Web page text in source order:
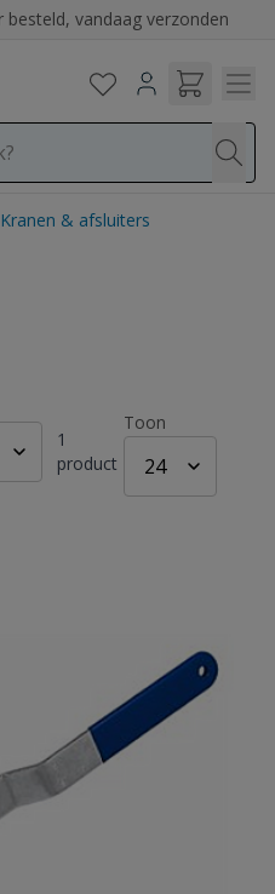
vandaag verzonden
Kranen & afsluiters
1
product
Toon